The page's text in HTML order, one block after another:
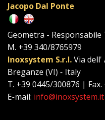
Jacopo Dal Ponte
Geometra - Responsabile
M. +39 340/8765979
Inoxsystem S.r.l.Via dell'
Breganze (VI) - Italy
T. +39 0445/300876 |
E-mail: info@inoxsystem.it